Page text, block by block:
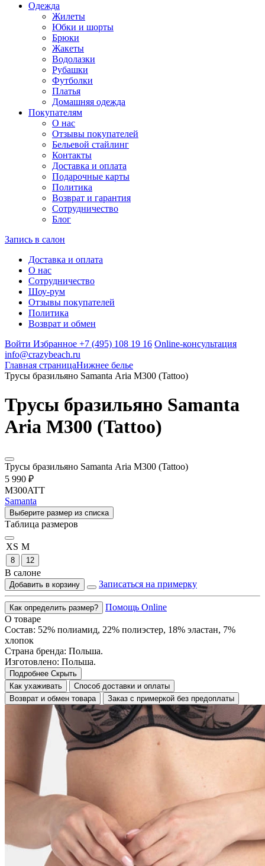
Одежда
Жилеты
Юбки и шорты
Брюки
Жакеты
Водолазки
Рубашки
Футболки
Платья
Домашняя одежда
Покупателям
О нас
Отзывы покупателей
Бельевой стайлинг
Контакты
Доставка и оплата
Подарочные карты
Политика
Возврат и гарантия
Сотрудничество
Блог
Запись в салон
Доставка и оплата
О нас
Сотрудничество
Шоу-рум
Отзывы покупателей
Политика
Возврат и обмен
Войти Избранное +7 (495) 108 19 16 Online-консультация
info@crazybeach.ru
Главная страницаНижнее белье
Трусы бразильяно Samanta Aria M300 (Tattoo)
Трусы бразильяно Samanta
Aria M300 (Tattoo)
Трусы бразильяно Samanta Aria M300 (Tattoo)
5 990 ₽
M300ATT
Samanta
Выберите размер из списка
Таблица размеров
XS M
8 12
В салоне
Добавить в корзину Записаться на примерку
Как определить размер?
Помощь Online
О товаре
Состав: 52% полиамид, 22% полиэстер, 18% эластан, 7%
хлопок
Страна бренда: Польша.
Изготовлено: Польша.
Подробнее Скрыть
Как ухаживать
Способ доставки и оплаты
Возврат и обмен товара
Заказ с примеркой без предоплаты